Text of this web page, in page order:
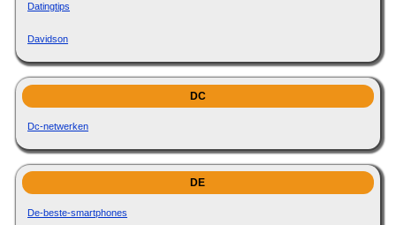
Datingtips
Davidson
DC
Dc-netwerken
DE
De-beste-smartphones